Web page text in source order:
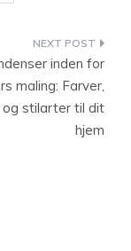
inden for
maling: Farver,
og stilarter til dit
hjem